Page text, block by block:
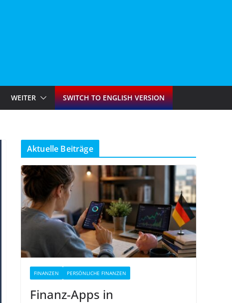
WEITER SWITCH TO ENGLISH VERSION
Aktuelle Beiträge
FINANZEN PERSÖNLICHE FINANZEN
Finanz-Apps in